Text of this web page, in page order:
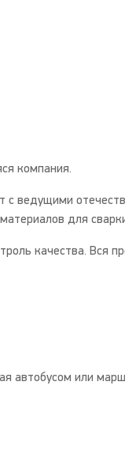
компания.
ведущими
для
качества. Вся
автобусом или